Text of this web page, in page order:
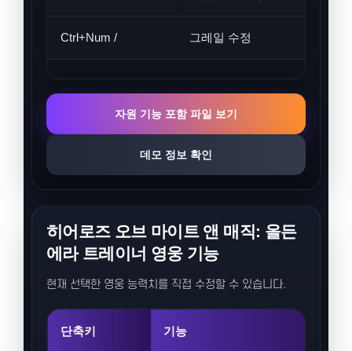
Ctrl+Num / 그레일 수정
자원 기능 포함 파일 보기
데모 정보 확인
히어로즈 오브 마이트 앤 매직: 올든
에라 트레이너 영웅 기능
현재 선택한 영웅 능력치를 직접 수정할 수 있습니다.
단축키 기능